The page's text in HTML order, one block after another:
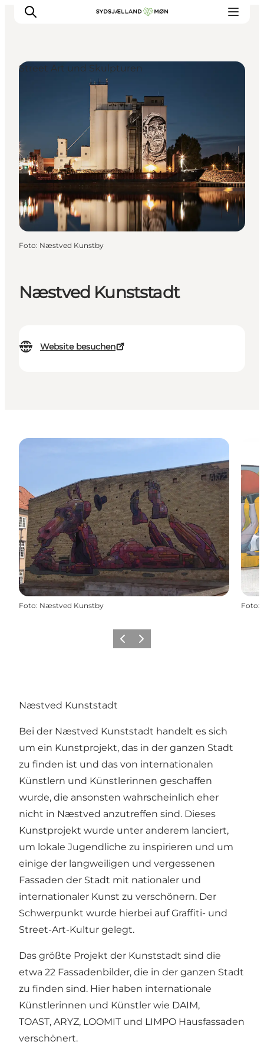
Städte und Orte
Events
Essen
Unterkunft
Reise planen
Næstved Kunststadt
Website besuchen
Street Art und Skulpturen
Foto: Næstved Kunstby
Foto: Næstved Kunstby Foto:
ZurückWeiter
Næstved Kunststadt
Bei der Næstved Kunststadt handelt es sich
um ein Kunstprojekt, das in der ganzen Stadt
zu finden ist und das von internationalen
Künstlern und Künstlerinnen geschaffen
wurde, die ansonsten wahrscheinlich eher
nicht in Næstved anzutreffen sind. Dieses
Kunstprojekt wurde unter anderem lanciert,
um lokale Jugendliche zu inspirieren und um
einige der langweiligen und vergessenen
Fassaden der Stadt mit nationaler und
internationaler Kunst zu verschönern. Der
Schwerpunkt wurde hierbei auf Graffiti- und
Street-Art-Kultur gelegt.
Das größte Projekt der Kunststadt sind die
etwa 22 Fassadenbilder, die in der ganzen Stadt
zu finden sind. Hier haben internationale
Künstlerinnen und Künstler wie DAIM,
TOAST, ARYZ, LOOMIT und LIMPO Hausfassaden
verschönert.